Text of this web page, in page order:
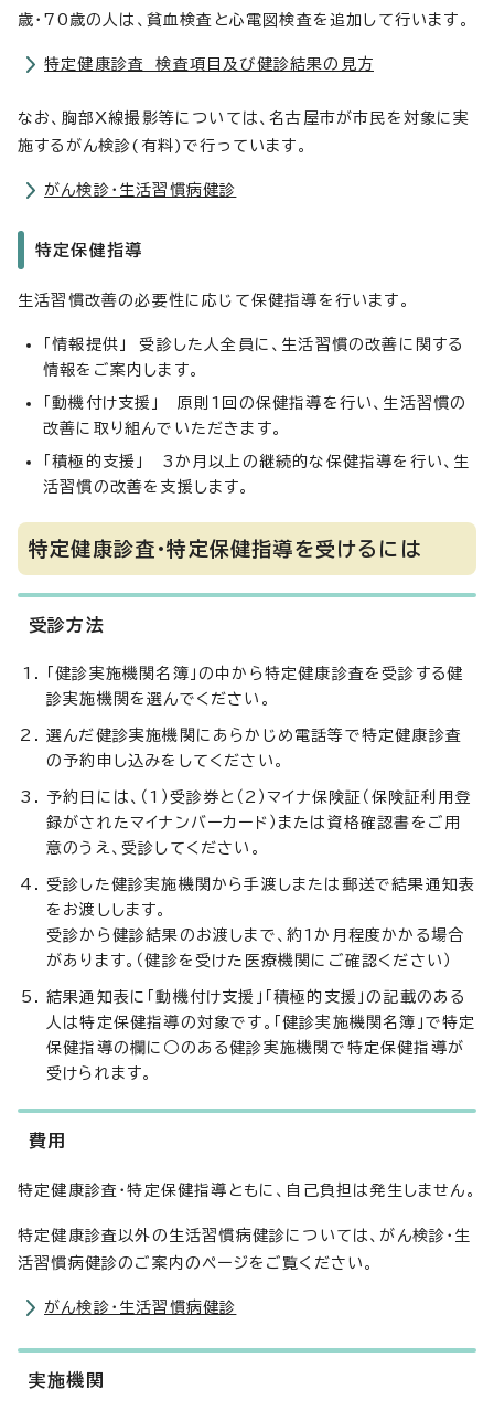
歳・70歳の人は、貧血検査と心電図検査を追加して行います。
特定健康診査 検査項目及び健診結果の見方
なお、胸部X線撮影等については、名古屋市が市民を対象に実
施するがん検診(有料)で行っています。
がん検診・生活習慣病健診
特定保健指導
生活習慣改善の必要性に応じて保健指導を行います。
「情報提供」 受診した人全員に、生活習慣の改善に関する
情報をご案内します。
「動機付け支援」 原則1回の保健指導を行い、生活習慣の
改善に取り組んでいただきます。
「積極的支援」 3か月以上の継続的な保健指導を行い、生
活習慣の改善を支援します。
特定健康診査・特定保健指導を受けるには
受診方法
「健診実施機関名簿」の中から特定健康診査を受診する健
診実施機関を選んでください。
選んだ健診実施機関にあらかじめ電話等で特定健康診査
の予約申し込みをしてください。
予約日には、（1）受診券と（2）マイナ保険証（保険証利用登
録がされたマイナンバーカード）または資格確認書をご用
意のうえ、受診してください。
受診した健診実施機関から手渡しまたは郵送で結果通知表
をお渡しします。
受診から健診結果のお渡しまで、約1か月程度かかる場合
があります。（健診を受けた医療機関にご確認ください）
結果通知表に「動機付け支援」「積極的支援」の記載のある
人は特定保健指導の対象です。「健診実施機関名簿」で特定
保健指導の欄に○のある健診実施機関で特定保健指導が
受けられます。
費用
特定健康診査・特定保健指導ともに、自己負担は発生しません。
特定健康診査以外の生活習慣病健診については、がん検診・生
活習慣病健診のご案内のページをご覧ください。
がん検診・生活習慣病健診
実施機関